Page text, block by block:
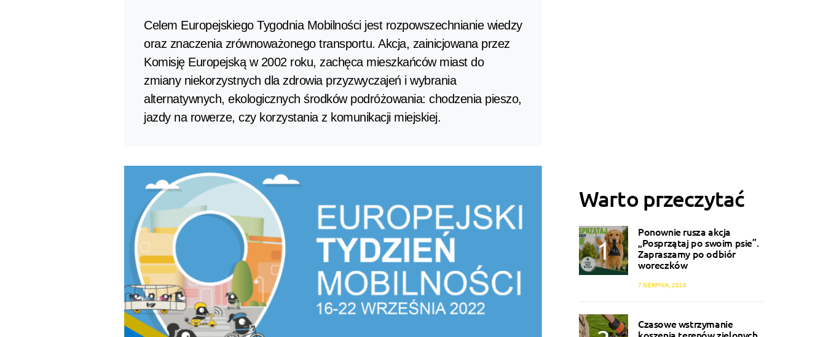
Celem Europejskiego Tygodnia Mobilności jest rozpowszechnianie wiedzy
oraz znaczenia zrównoważonego transportu. Akcja, zainicjowana przez
Komisję Europejską w 2002 roku, zachęca mieszkańców miast do
zmiany niekorzystnych dla zdrowia przyzwyczajeń i wybrania
alternatywnych, ekologicznych środków podróżowania: chodzenia pieszo,
jazdy na rowerze, czy korzystania z komunikacji miejskiej.
Warto przeczytać
Ponownie rusza akcja
„Posprzątaj po swoim psie”.
Zapraszamy po odbiór
woreczków
7 SIERPNIA, 2026
Czasowe wstrzymanie